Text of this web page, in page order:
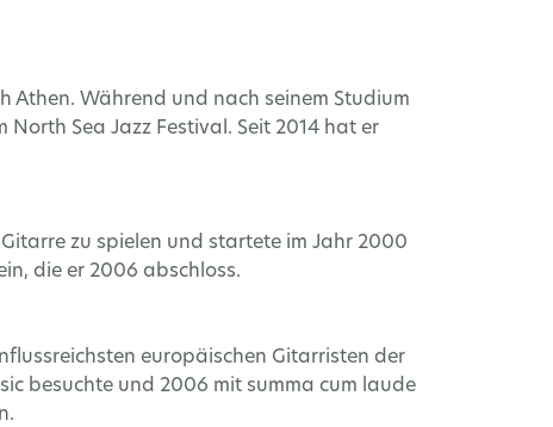
Athen. Während und nach seinem Studium
Sea Jazz Festival. Seit 2014 hat er
zu spielen und startete im Jahr 2000
die er 2006 abschloss.
europäischen Gitarristen der
besuchte und 2006 mit summa cum laude